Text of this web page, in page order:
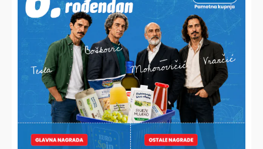
NOVI DETALJI SUDARA VLAKOVA
Ozlijeđeno 25 osoba, putničkim vlakom upravljao 61-
godišnjak, teretnim 20-godišnjak